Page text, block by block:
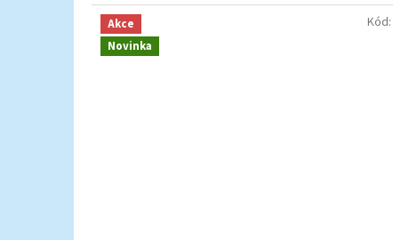
Akce
Novinka